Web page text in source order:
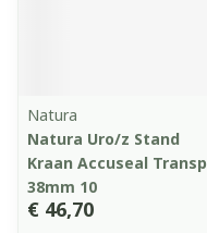
Natura
Natura Uro/z Stand
Kraan Accuseal Transp
38mm 10
€ 46,70